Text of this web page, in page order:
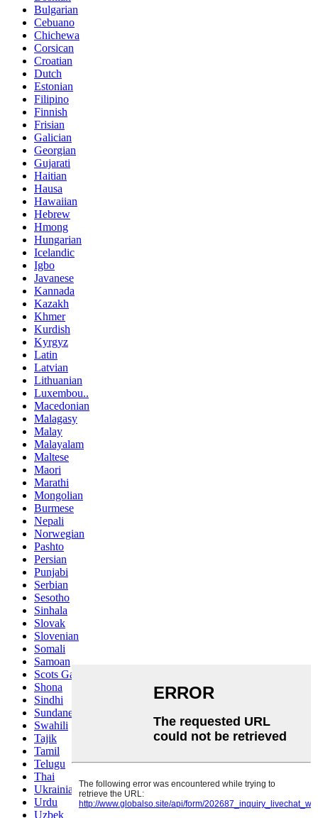
Bulgarian
Cebuano
Chichewa
Corsican
Croatian
Dutch
Estonian
Filipino
Finnish
Frisian
Galician
Georgian
Gujarati
Haitian
Hausa
Hawaiian
Hebrew
Hmong
Hungarian
Icelandic
Igbo
Javanese
Kannada
Kazakh
Khmer
Kurdish
Kyrgyz
Latin
Latvian
Lithuanian
Luxembou..
Macedonian
Malagasy
Malay
Malayalam
Maltese
Maori
Marathi
Mongolian
Burmese
Nepali
Norwegian
Pashto
Persian
Punjabi
Serbian
Sesotho
Sinhala
Slovak
Slovenian
Somali
Samoan
Scots Gaelic
Shona
Sindhi
Sundanese
Swahili
Tajik
Tamil
Telugu
Thai
Ukrainian
Urdu
Uzbek